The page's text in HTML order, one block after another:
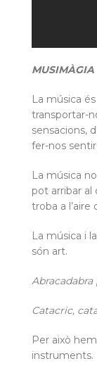
MUSIMÀGIA
La música
transportar-
sensacions,
fer-nos
La música
pot arribar al
troba a l’aire
La música i
són art.
Abracadabra
Catacric,
Per això
instruments.